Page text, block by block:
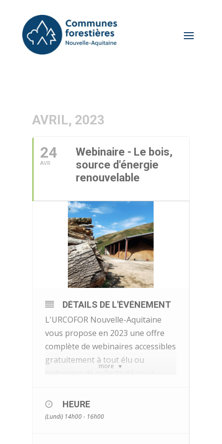
AVRIL, 2023
24
AVR
Webinaire - Le bois,
source d'énergie
renouvelable
more
DÉTAILS DE L'ÉVÉNEMENT
L'URCOFOR Nouvelle-Aquitaine
vous propose en 2023 une offre
complète de webinaires accessibles
gratuitement à tout élu ou
technicien de collectivité pour
les enjeux concernant les élus qu'il
soit propriétaire de forêt,
HEURE
(Lundi) 14h00 - 16h00